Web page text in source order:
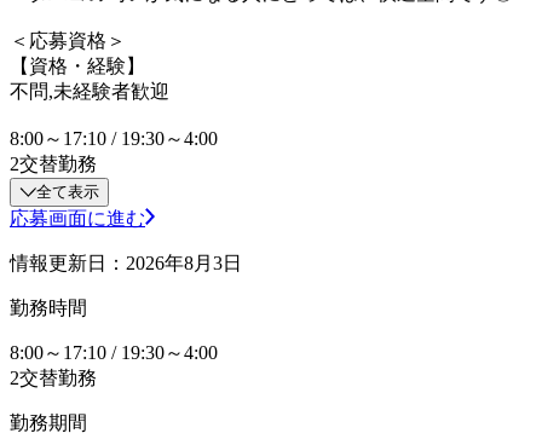
＜応募資格＞
【資格・経験】
不問,未経験者歓迎
8:00～17:10 / 19:30～4:00
2交替勤務
全て表示
応募画面に進む
情報更新日：2026年8月3日
勤務時間
8:00～17:10 / 19:30～4:00
2交替勤務
勤務期間